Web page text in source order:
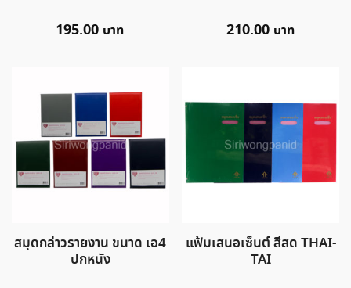
195.00 210.00
สมุดกล่าวรายงาน ขนาด เอ4
ปกหนัง
แฟ้มเสนอเซ็นต์ สีสด THAI-
TAI